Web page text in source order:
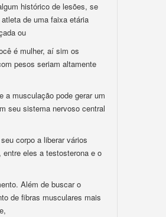
histórico de lesões, se
de uma faixa etária
ou
é mulher, aí sim os
pesos seriam altamente
a musculação pode gerar um
seu sistema nervoso central
corpo a liberar vários
entre eles a testosterona e o
Além de buscar o
de fibras musculares mais